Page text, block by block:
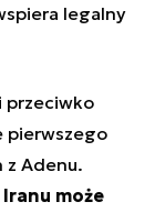
legalny
przeciwko
pierwszego
z Adenu.
może